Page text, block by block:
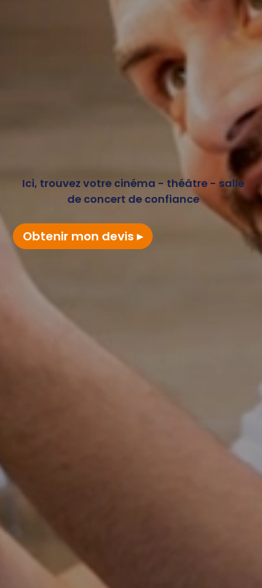
Ici, trouvez votre cinéma - théâtre - salle
de concert de confiance
Obtenir mon devis